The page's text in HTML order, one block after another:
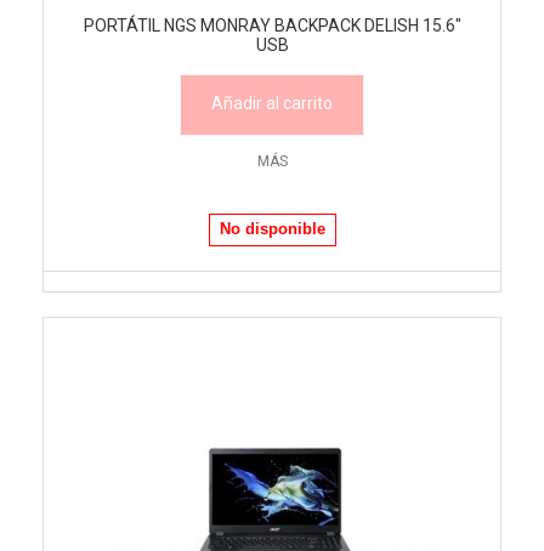
PORTÁTIL NGS MONRAY BACKPACK DELISH 15.6"
USB
Añadir al carrito
MÁS
No disponible